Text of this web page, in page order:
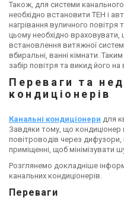
Також, для системи
необхідно встановити ТЕН і
нагрівання вуличного
цьому необхідно
встановлення витяжної
вбиральні, ванні кімнати.
забір повітря та викид його на
Переваги та
кондиціонерів
Канальні кондиціонери для
Завдяки тому, що кондиціонер
повітроводів через
приміщенні, щоб мінімізувати
Розглянемо докладніше
канальних кондиціонерів.
Переваги